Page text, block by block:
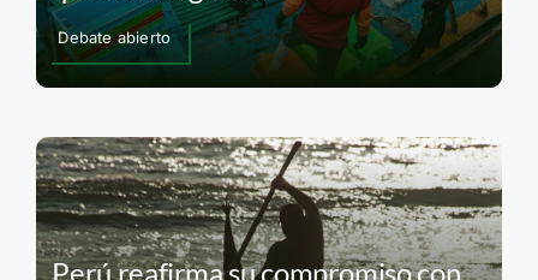
Debate abierto
Perú reafirma su compromiso con